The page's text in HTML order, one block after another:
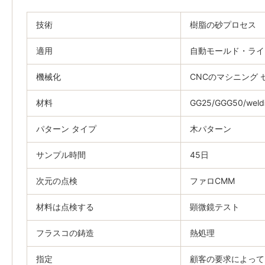
技術 樹脂の砂プロセス
適用 自動モールド・ラ
機械化 CNCのマシニング
材料 GG25/GGG50/
パターン タイプ 木パターン
サンプル時間 45日
次元の点検 ファロCMM
材料は点検する 顕微鏡テスト
フラスコの鋳造 熱処理
指定 顧客の要求によって